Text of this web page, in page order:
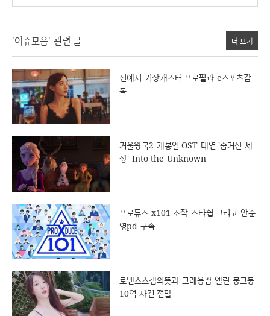
'이슈모음' 관련 글 더 보기
신예지 기상캐스터 프로필과 e스포츠감
독
겨울왕국2 개봉일 OST 태연 '숨겨진 세
상' Into the Unknown
프로듀스 x101 조작 스타쉽 그리고 안준
영pd 구속
로맨스스캠의뜻과 크레용팝 엘린 뭉크뭉
10억 사건 전말